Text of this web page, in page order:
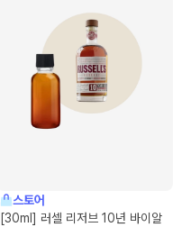
스토어
[30ml] 러셀 리저브 10년 바이알